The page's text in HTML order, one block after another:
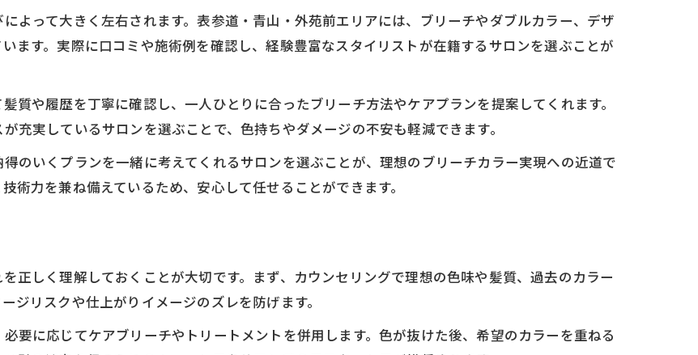
ブリーチカラーで輝く新しい自分に出会う
ダメージを抑えたブリーチカラー技法解説
髪質改善とブリーチカラーの両立方法
よって大きく左右されます。表参道・青山・外苑前エリアには、ブリーチやダブルカラー、デザ
ます。実際に口コミや施術例を確認し、経験豊富なスタイリストが在籍するサロンを選ぶことが
質や履歴を丁寧に確認し、一人ひとりに合ったブリーチ方法やケアプランを提案してくれます。
充実しているサロンを選ぶことで、色持ちやダメージの不安も軽減できます。
のいくプランを一緒に考えてくれるサロンを選ぶことが、理想のブリーチカラー実現への近道で
術力を兼ね備えているため、安心して任せることができます。
正しく理解しておくことが大切です。まず、カウンセリングで理想の色味や髪質、過去のカラー
ジリスクや仕上がりイメージのズレを防げます。
要に応じてケアブリーチやトリートメントを併用します。色が抜けた後、希望のカラーを重ねる